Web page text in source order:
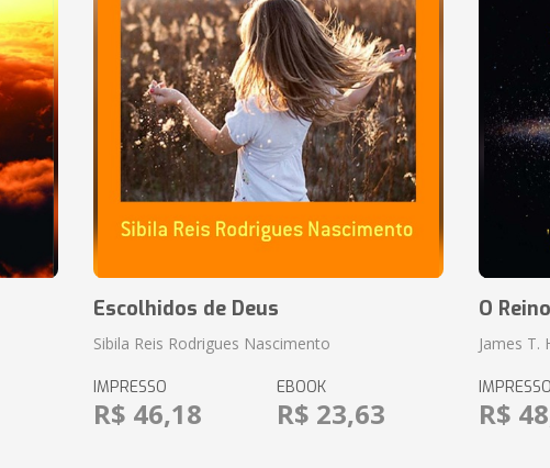
Escolhidos de Deus
Sibila Reis Rodrigues Nascimento
IMPRESSO
R$ 46,18
EBOOK
R$ 23,63
O Reino
James T.
IMPRESSO
R$